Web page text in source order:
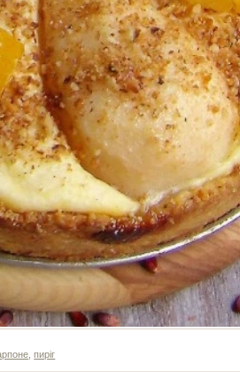
,пиріг